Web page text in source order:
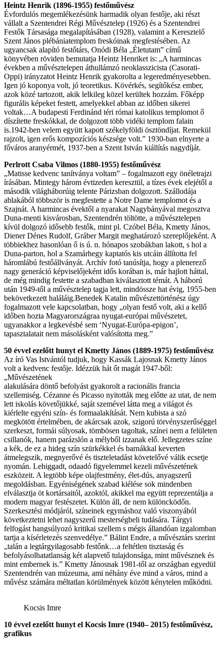
Heintz Henrik (1896-1955) festőművész
Évfordulós megemlékezésünk harmadik olyan festője, aki részt
vállalt a Szentendrei Régi Művésztelep (1926) és a Szentendrei
Festők Társasága megalapításában (1928), valamint a Keresztelő
Szent János plébániatemplom freskóinak megfestésében. Az
ugyancsak alapító festőtárs, Onódi Béla „Életutam” című
könyvében röviden bemutatja Heintz Henriket is: „A harmincas
években a művésztelepen áthullámzó neoklasszicista (Casorati-
Oppi) irányzatot Heintz Henrik gyakorolta a legeredményesebben.
Igen jó koponya volt, jó teoretikus. Kövérkés, segítőkész ember,
azok közé tartozott, akik lelkileg közel kerültek hozzám. Főképp
figurális képeket festett, amelyekkel abban az időben sikerei
voltak…A budapesti Ferdinánd téri római katolikus templomot ő
díszítette freskókkal, de dolgozott több vidéki templom falain
is.1942-ben velem együtt kapott székelyföldi ösztöndíjat. Remekül
rajzolt, igen erős kompozíciós készsége volt.” 1930-ban elnyerte a
főváros aranyérmét, 1937-ben a Szent István kiállítás nagydíját.
Perlrott Csaba Vilmos (1880-1955) festőművész
„Matisse kedvenc tanítványa voltam” – fogalmazott egy önéletrajzi
írásában. Mintegy három évtizeden keresztül, a tízes évek elejétől a
második világháborúig telente Párizsban dolgozott. Szállodája
ablakából többször is megfestette a Notre Dame templomot és a
Szajnát. A harmincas évektől a nyarakat Nagybányával megosztva
Duna-menti kisvárosban, Szentendrén töltötte, a művésztelepen
kívül dolgozó idősebb festők, mint pl. Czóbel Béla, Kmetty János,
Diener Dénes Rudolf, Gráber Margit meghatározó szereplőjeként. A
többiekhez hasonlóan ő is ú. n. hónapos szobákban lakott, s hol a
Duna-parton, hol a Szamárhegy kaptatós kis utcáin állította fel
háromlábú festőállványát. Archív fotó tanúsítja, hogy a plenerező
nagy generáció képviselőjeként idős korában is, már hajlott háttal,
de még mindig festette a szabadban kiválasztott témát. A háború
után 1949-től a művésztelep tagja lett, mindössze hat évig, 1955-ben
bekövetkezett haláláig.Benedek Katalin művészettörténész úgy
fogalmazott vele kapcsolatban, hogy „olyan festő volt, aki a kellő
időben hozta Magyarországraa nyugat-európai művészetet,
ugyanakkor a legkevésbé sem ‘Nyugat-Európa-epigon’,
tapasztalatait nem másolásként valósította meg.”
50 évvel ezelőtt hunyt el Kmetty János (1889-1975) festőművész
Az író Vas Istvántól tudjuk, hogy Kassák Lajosnak Kmetty János
volt a kedvenc festője. Idézzük hát őt magát 1947-ből:
„Művészetének
alakulására döntő befolyást gyakorolt a racionális francia
szellemiség. Cézanne és Picasso nyitották meg előtte az utat, de nem
lett iskolás követőjükké, saját szemével látta meg a világot és
kiérlelte egyéni szín- és formaalakítását. Nem kubista a szó
megkötött értelmében, de akárcsak azok, szigorú törvényszerűséggel
szerkeszt, formái súlyosak, tömbösen tagoltak, színei nem a felületen
csillanók, hanem parázslón a mélyből izzanak elő. Jellegzetes színe
a kék, de ez a hideg szín szürkékkel és barnákkal keverten
átmelegszik, megnyerővé és tiszteletadást követelővé válik ecsetje
nyomán. Lehiggadt, odaadó figyelemmel kezeli művészetének
eszközeit. A legtöbb képe olajfestmény, élet-dús, anyagszerű
megoldásban. Egyéniségének szabad kiélése sok mindenben
elválasztja öt kortársaitól, azoktól, akikkel ma együtt reprezentálja a
modern magyar festészetet. Külön áll, de nem különcködőn.
Szerkesztési módjáról, színeinek egymáshoz való viszonyából
következtetni lehet nagyszerű mesterségbeli tudására. Tárgyi
felfogást hangsúlyozó kritikai szellem s mégis állandóan izgalomban
tartja a kísérletezés szenvedélye.” Bálint Endre, a művésztárs szerint
„talán a legtárgyilagosabb festőnk…a feltétlen tisztaság és
befolyásolhatatlanság két alapvető tulajdonsága, mint művésznek és
mint embernek is.” Kmetty Jánosnak 1981-től az országban egyedül
Szentendrén van múzeuma, ami néhány éve mind a város, mind a
művész számára méltatlan körülmények között kénytelen működni.
Kocsis Imre
10 évvel ezelőtt hunyt el Kocsis Imre (1940– 2015) festőművész,
grafikus